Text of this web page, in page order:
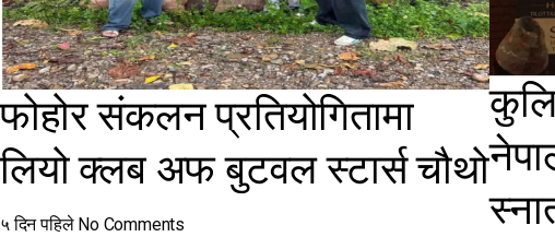
फोहोर संकलन प्रतियोगितामा
लियो क्लब अफ बुटवल स्टार्स चौथो
५ दिन पहिले No Comments